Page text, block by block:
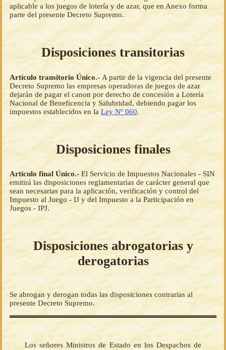
aplicable a los juegos de lotería y de azar, que en Anexo forma
parte del presente Decreto Supremo.
Disposiciones transitorias
Artículo transitorio Único.- A partir de la vigencia del presente
Decreto Supremo las empresas operadoras de juegos de azar
dejarán de pagar el canon por derecho de concesión a Lotería
Nacional de Beneficencia y Salubridad, debiendo pagar los
impuestos establecidos en la Ley Nº 060.
Disposiciones finales
Artículo final Único.- El Servicio de Impuestos Nacionales - SIN
emitirá las disposiciones reglamentarias de carácter general que
sean necesarias para la aplicación, verificación y control del
Impuesto al Juego - IJ y del Impuesto a la Participación en
Juegos - IPJ.
Disposiciones abrogatorias y
derogatorias
Se abrogan y derogan todas las disposiciones contrarias al
presente Decreto Supremo.
Los señores Ministros de Estado en los Despachos de